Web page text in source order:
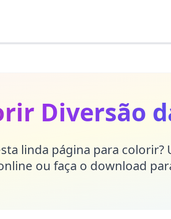
Diversão
linda página para colorir?
ou faça o download